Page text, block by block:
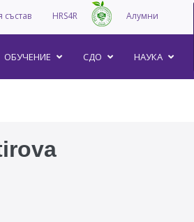
състав HRS4R Алумни
ОБУЧЕНИЕ СДО НАУКА